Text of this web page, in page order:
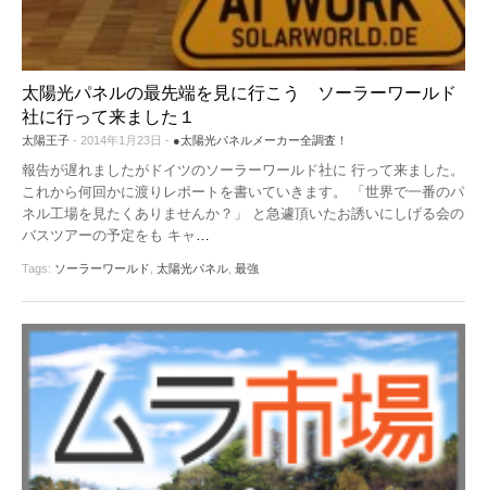
太陽光パネルの最先端を見に行こう ソーラーワールド
社に行って来ました１
太陽王子 - 2014年1月23日 - ●太陽光パネルメーカー全調査！
報告が遅れましたがドイツのソーラーワールド社に 行って来ました。
これから何回かに渡りレポートを書いていきます。 「世界で一番のパ
ネル工場を見たくありませんか？」 と急遽頂いたお誘いにしげる会の
バスツアーの予定をも キャ
Tags: ソーラーワールド 太陽光パネル 最強